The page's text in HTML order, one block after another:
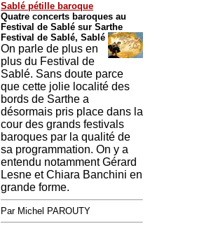
Sablé pétille baroque
Quatre concerts baroques au
Festival de Sablé sur Sarthe
Festival de Sablé, Sablé
On parle de plus en
plus du Festival de
Sablé. Sans doute parce
que cette jolie localité des
bords de Sarthe a
désormais pris place dans la
cour des grands festivals
baroques par la qualité de
sa programmation. On y a
entendu notamment Gérard
Lesne et Chiara Banchini en
grande forme.
Par Michel PAROUTY